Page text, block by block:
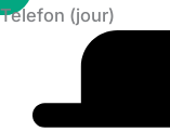
Telefon (jour)